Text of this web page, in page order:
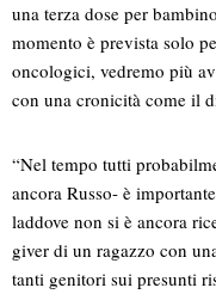
una terza dose per
momento è prevista solo
oncologici, vedremo più
con una cronicità come il
“Nel tempo tutti
ancora Russo- è
laddove non si è ancora
giver di un ragazzo con
tanti genitori sui presunti